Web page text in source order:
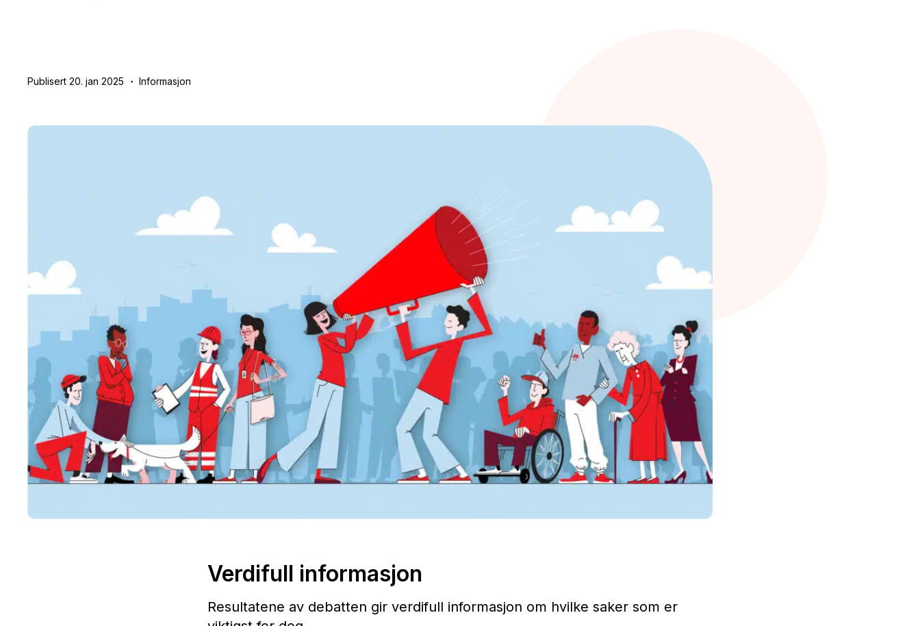
Publisert 20. jan 2025 Informasjon
Verdifull informasjon
Resultatene av debatten gir verdifull informasjon om hvilke saker som er